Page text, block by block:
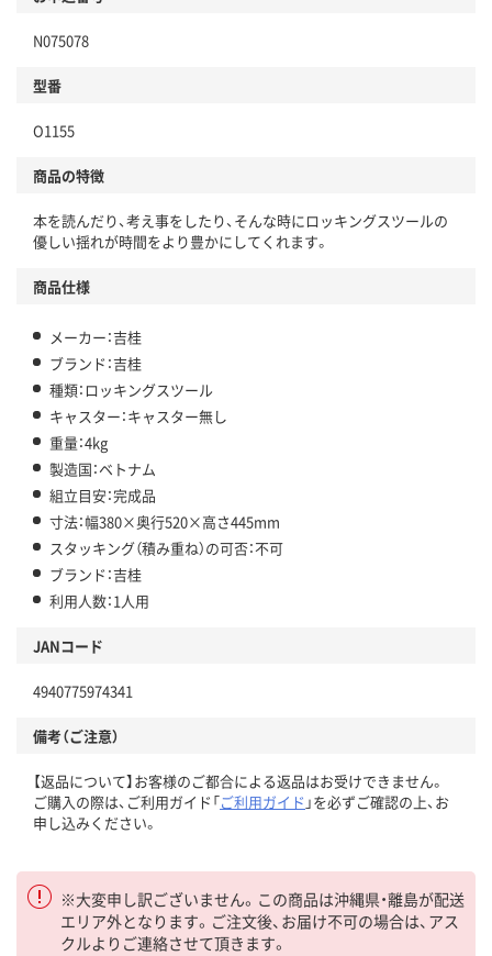
N075078
型番
O1155
商品の特徴
本を読んだり、考え事をしたり、そんな時にロッキングスツールの
優しい揺れが時間をより豊かにしてくれます。
商品仕様
メーカー：吉桂
ブランド：吉桂
種類：ロッキングスツール
キャスター：キャスター無し
重量：4kg
製造国：ベトナム
組立目安：完成品
寸法：幅380×奥行520×高さ445mm
スタッキング（積み重ね）の可否：不可
ブランド：吉桂
利用人数：1人用
JANコード
4940775974341
備考（ご注意）
【返品について】お客様のご都合による返品はお受けできません。
ご購入の際は、ご利用ガイド「ご利用ガイド 」を必ずご確認の上、お
申し込みください。
※大変申し訳ございません。この商品は沖縄県・離島が配送
エリア外となります。ご注文後、お届け不可の場合は、アス
クルよりご連絡させて頂きます。